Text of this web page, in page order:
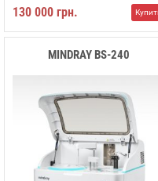
130 000 грн.
MINDRAY BS-240